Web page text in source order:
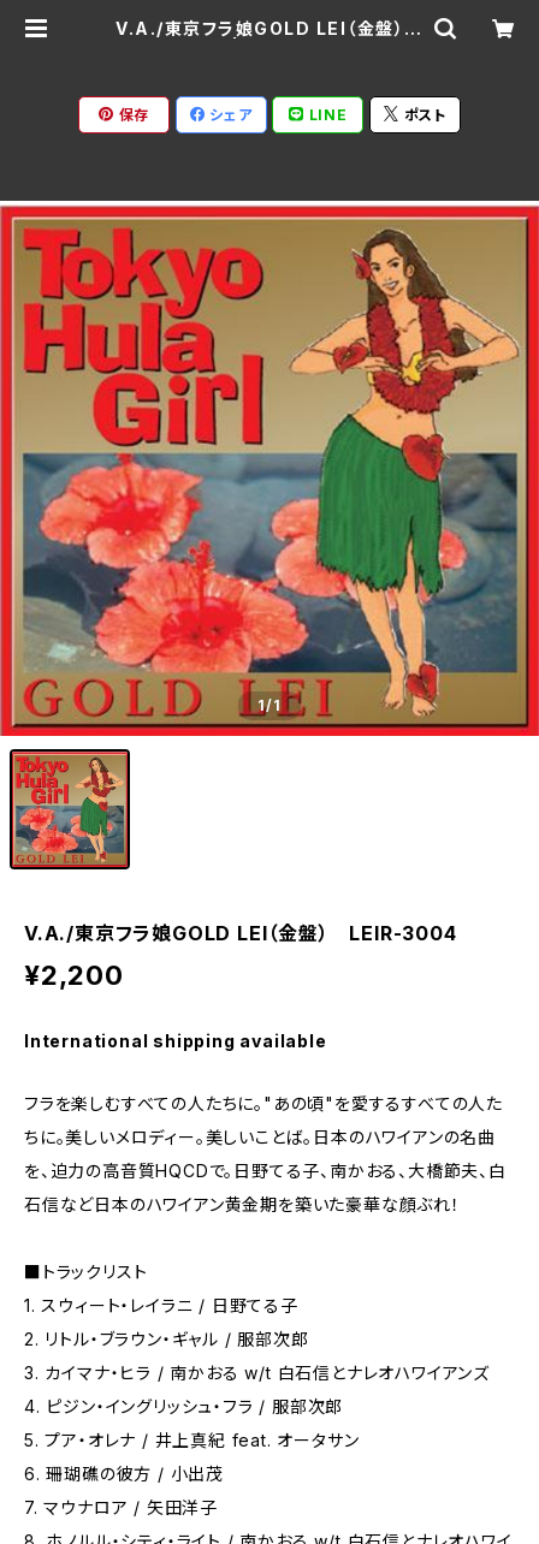
V.A./東京フラ娘GOLD LEI（金盤）
保存 シェア LINE ポスト
1/1
V.A./東京フラ娘GOLD LEI（金盤） LEIR-3004
¥2,200
International shipping available
フラを楽しむすべての人たちに。"あの頃"を愛するすべての人た
ちに。美しいメロディー。美しいことば。日本のハワイアンの名曲
を、迫力の高音質HQCDで。日野てる子、南かおる、大橋節夫、白
石信など日本のハワイアン黄金期を築いた豪華な顔ぶれ！
■トラックリスト
1. スウィート・レイラニ / 日野てる子
2. リトル・ブラウン・ギャル / 服部次郎
3. カイマナ・ヒラ / 南かおる w/t 白石信とナレオハワイアンズ
4. ピジン・イングリッシュ・フラ / 服部次郎
5. プア・オレナ / 井上真紀 feat. オータサン
6. 珊瑚礁の彼方 / 小出茂
7. マウナロア / 矢田洋子